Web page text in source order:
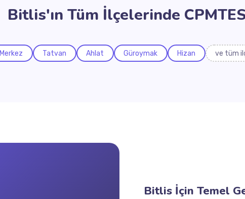
Bitlis'ın Tüm İlçelerinde
Merkez Tatvan Ahlat Güroymak Hizan ve tüm
Bitlis İçin Temel